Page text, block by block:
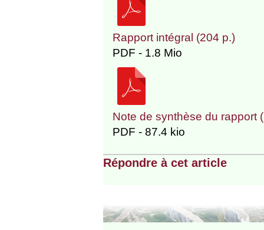
Rapport intégral (204 p.)
PDF - 1.8 Mio
Note de synthèse du rapport
PDF - 87.4 kio
Répondre à cet article